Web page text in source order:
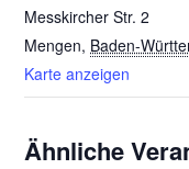
Messkircher Str. 2
Mengen, Baden-
Karte anzeigen
Ähnliche